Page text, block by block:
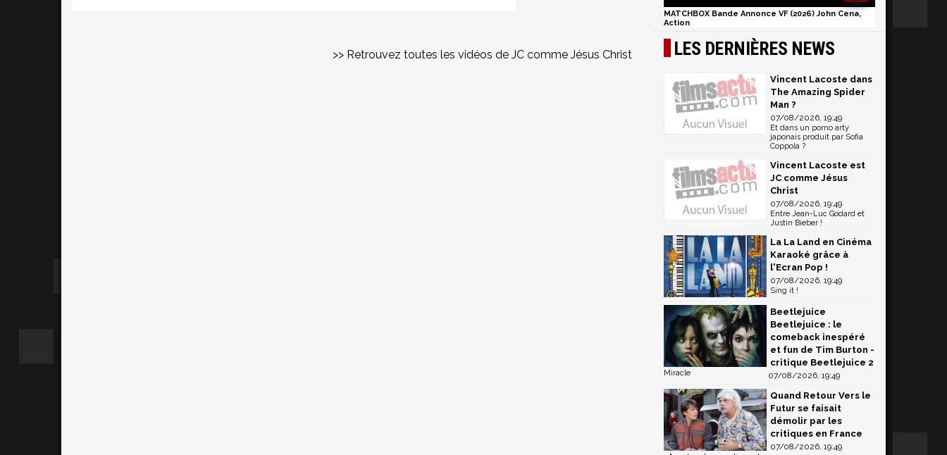
>> Retrouvez toutes les vidéos de JC comme Jésus Christ
MATCHBOX Bande Annonce VF (2026) John Cena,
Action
LES DERNIÈRES NEWS
Vincent Lacoste dans
The Amazing Spider
Man ?
07/08/2026, 19:49
Et dans un porno arty
japonais produit par Sofia
Coppola ?
Vincent Lacoste est
JC comme Jésus
Christ
07/08/2026, 19:49
Entre Jean-Luc Godard et
Justin Bieber !
La La Land en Cinéma
Karaoké grâce à
l'Ecran Pop !
07/08/2026, 19:49
Sing it !
Beetlejuice
Beetlejuice : le
comeback inespéré
et fun de Tim Burton -
critique Beetlejuice 2
07/08/2026, 19:49
Miracle
Quand Retour Vers le
Futur se faisait
démolir par les
critiques en France
07/08/2026, 19:49